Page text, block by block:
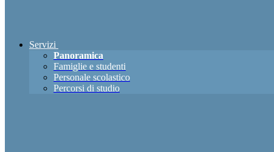
Servizi
Panoramica
Famiglie e studenti
Personale scolastico
Percorsi di studio